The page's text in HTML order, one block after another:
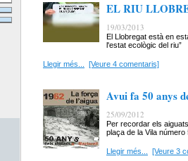
EL RIU
19/03/2013
El Llobregat està en
l'estat ecològic del riu”
Llegir més... [Veure 4 comentaris]
Avui fa 50 anys
25/09/2012
Per recordar els
plaça de la Vila número
Llegir més... [Veure 3